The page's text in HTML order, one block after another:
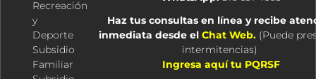
Recreación
y
Deporte
Subsidio
Familiar
Haz tus consultas en línea y recibe
inmediata desde el Chat Web. (Puede
intermitencias)
Ingresa aquí tu PQRSF